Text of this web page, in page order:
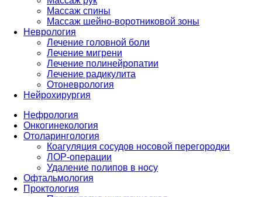
Массаж спины
Массаж шейно-воротниковой зоны
Неврология
Лечение головной боли
Лечение мигрени
Лечение полинейропатии
Лечение радикулита
Отоневрология
Нейрохирургия
Нефрология
Онкогинекология
Отоларингология
Коагуляция сосудов носовой перегородки
ЛОР-операции
Удаление полипов в носу
Офтальмология
Проктология